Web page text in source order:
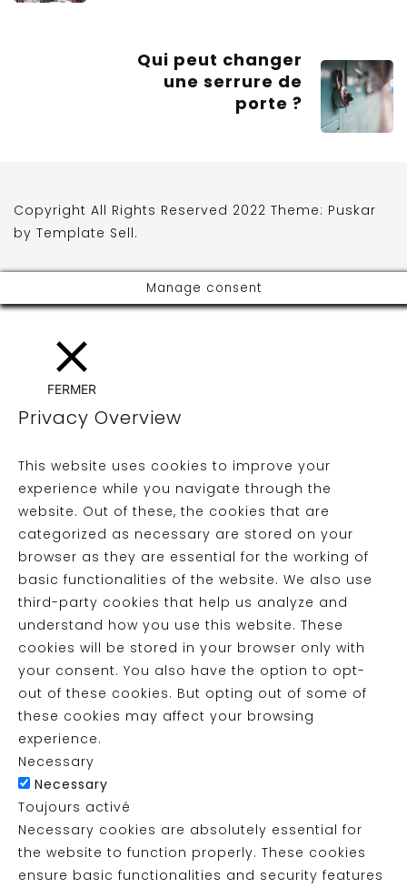
Qui peut changer
une serrure de
porte ?
Copyright All Rights Reserved 2022 Theme: Puskar
by Template Sell.
Manage consent
FERMER
Privacy Overview
This website uses cookies to improve your
experience while you navigate through the
website. Out of these, the cookies that are
categorized as necessary are stored on your
browser as they are essential for the working of
basic functionalities of the website. We also use
third-party cookies that help us analyze and
understand how you use this website. These
cookies will be stored in your browser only with
your consent. You also have the option to opt-
out of these cookies. But opting out of some of
these cookies may affect your browsing
experience.
Necessary
Necessary
Toujours activé
Necessary cookies are absolutely essential for
the website to function properly. These cookies
ensure basic functionalities and security features